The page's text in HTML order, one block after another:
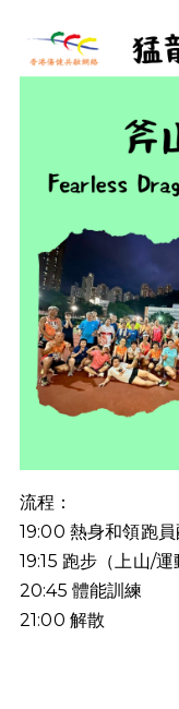
流程：
19:00 熱身和領跑
19:15 跑步（上山/運
20:45 體能訓練
21:00 解散